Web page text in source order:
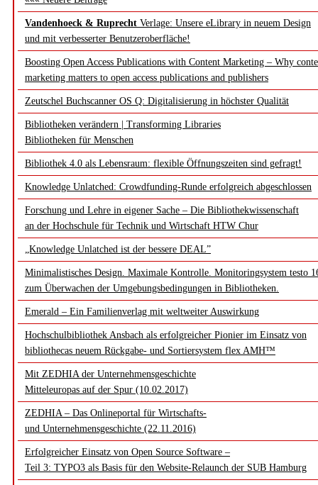
Vandenhoeck & Ruprecht Verlage: Unsere eLibrary in neuem Design
und mit verbesserter Benutzeroberfläche!
Boosting Open Access Publications with Content Marketing – Why
marketing matters to open access publications and publishers
Zeutschel Buchscanner OS Q: Digitalisierung in höchster Qualität
Bibliotheken verändern | Transforming Libraries
Bibliotheken für Menschen
Bibliothek 4.0 als Lebensraum: flexible Öffnungszeiten sind gefragt!
Knowledge Unlatched: Crowdfunding-Runde erfolgreich abgeschlossen
Forschung und Lehre in eigener Sache – Die Bibliothekwissenschaft
an der Hochschule für Technik und Wirtschaft HTW Chur
„Knowledge Unlatched ist der bessere DEAL”
Minimalistisches Design. Maximale Kontrolle. Monitoringsystem testo
zum Überwachen der Umgebungsbedingungen in Bibliotheken.
Emerald – Ein Familienverlag mit weltweiter Auswirkung
Hochschulbibliothek Ansbach als erfolgreicher Pionier im Einsatz von
bibliothecas neuem Rückgabe- und Sortiersystem flex AMH™
Mit ZEDHIA der Unternehmensgeschichte
Mitteleuropas auf der Spur (10.02.2017)
ZEDHIA – Das Onlineportal für Wirtschafts-
und Unternehmensgeschichte (22.11.2016)
Erfolgreicher Einsatz von Open Source Software –
Teil 3: TYPO3 als Basis für den Website-Relaunch der SUB Hamburg